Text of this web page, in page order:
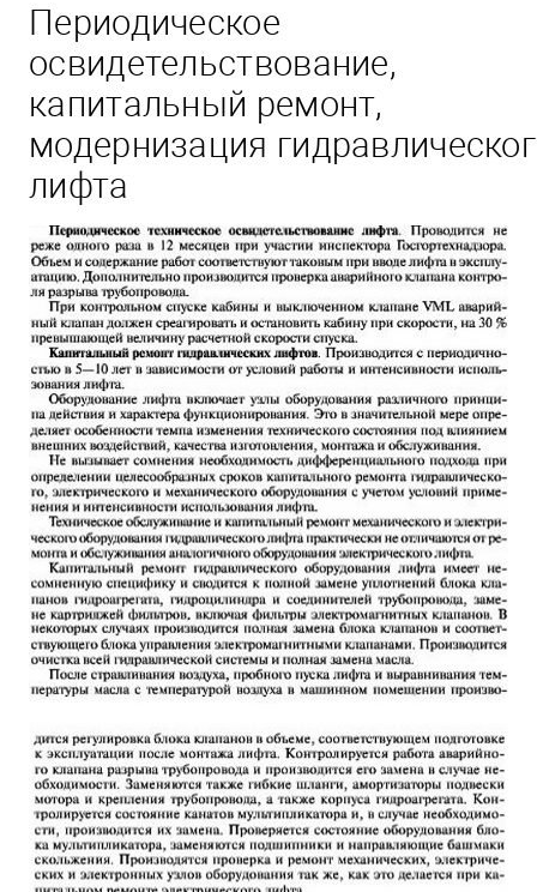
Периодическое
освидетельствование,
капитальный ремонт,
модернизация
лифта